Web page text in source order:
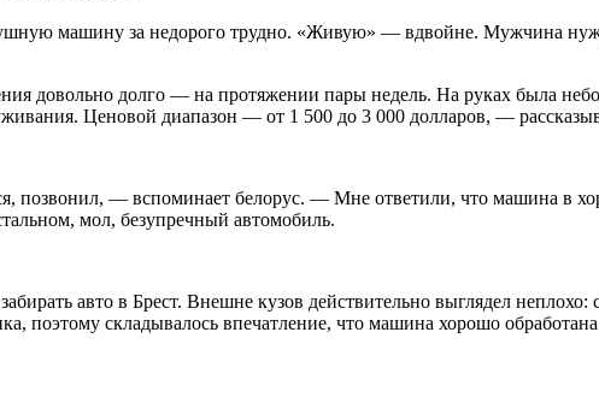
машину за недорого трудно. «Живую» — вдвойне. Мужчина
довольно долго — на протяжении пары недель. На руках была
Ценовой диапазон — от 1 500 до 3 000 долларов, —
позвонил, — вспоминает белорус. — Мне ответили, что машина в
мол, безупречный автомобиль.
авто в Брест. Внешне кузов действительно выглядел
поэтому складывалось впечатление, что машина хорошо